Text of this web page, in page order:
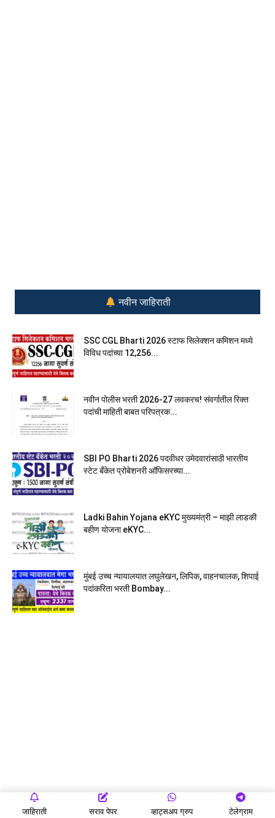
नवीन जाहिराती
SSC CGL Bharti 2026 स्टाफ सिलेक्शन कमिशन मध्ये
विविध पदांच्या 12,256...
नवीन पोलीस भरती 2026-27 लवकरच! संवर्गातील रिक्त
पदांची माहिती बाबत परिपत्रक...
SBI PO Bharti 2026 पदवीधर उमेदवारांसाठी भारतीय
स्टेट बँकेत प्रोबेशनरी आ‍ॅफिसरच्या...
Ladki Bahin Yojana eKYC मुख्यमंत्री – माझी लाडकी
बहीण योजना eKYC...
मुंबई उच्च न्यायालयात लघुलेखन, लिपिक, वाहनचालक, शिपाई
पदांकरिता भरती Bombay...
जाहिराती सराव पेपर व्हाट्सअप ग्रुप टेलेग्राम